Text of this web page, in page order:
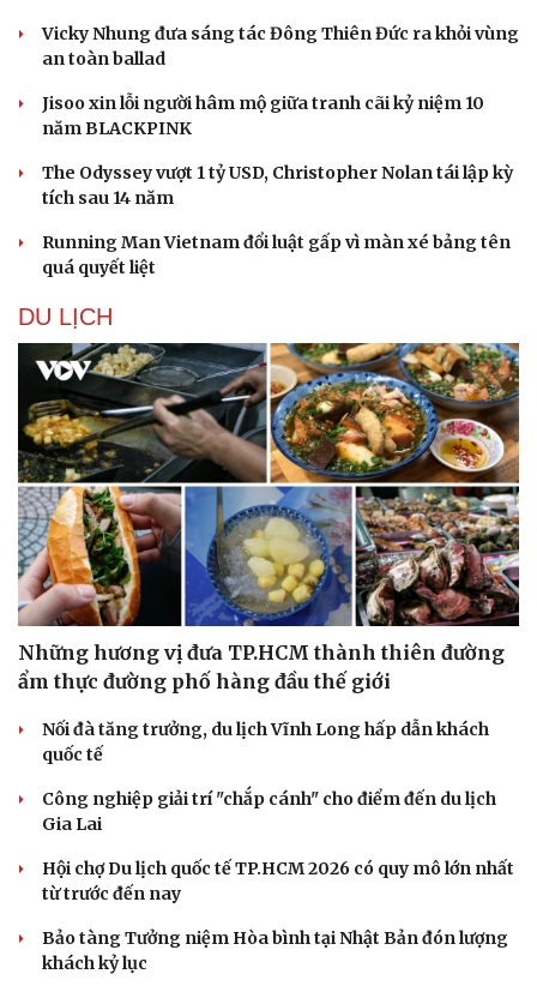
Vicky Nhung đưa sáng tác Đông Thiên Đức ra khỏi vùng
an toàn ballad
Jisoo xin lỗi người hâm mộ giữa tranh cãi kỷ niệm 10
năm BLACKPINK
The Odyssey vượt 1 tỷ USD, Christopher Nolan tái lập kỳ
tích sau 14 năm
Running Man Vietnam đổi luật gấp vì màn xé bảng tên
quá quyết liệt
DU LỊCH
Những hương vị đưa TP.HCM thành thiên đường
ẩm thực đường phố hàng đầu thế giới
Nối đà tăng trưởng, du lịch Vĩnh Long hấp dẫn khách
quốc tế
Công nghiệp giải trí "chắp cánh" cho điểm đến du lịch
Gia Lai
Hội chợ Du lịch quốc tế TP.HCM 2026 có quy mô lớn nhất
từ trước đến nay
Bảo tàng Tưởng niệm Hòa bình tại Nhật Bản đón lượng
khách kỷ lục